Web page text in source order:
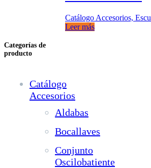
Catálogo Accesorios,
Leer más
Categorías de
producto
Catálogo
Accesorios
Aldabas
Bocallaves
Conjunto
Oscilobatiente